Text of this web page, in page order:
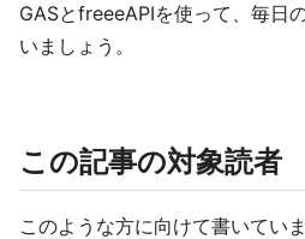
GASとfreeeAPIを使って、毎日
いましょう。
この記事の対象読者
このような方に向けて書いていま